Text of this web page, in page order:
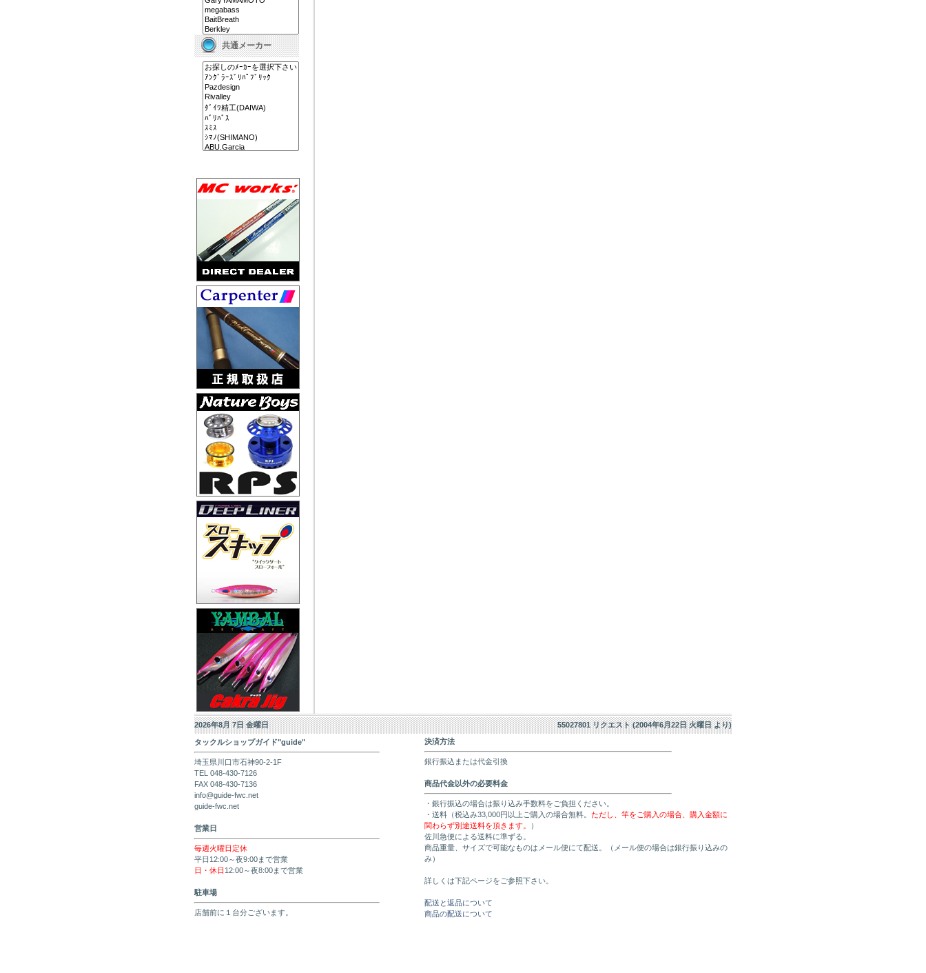
共通メーカー
2026年8月 7日 金曜日 55027801 リクエスト (2004年6月22日 火曜日 より)
タックルショップガイド"guide"
埼玉県川口市石神90-2-1F
TEL 048-430-7126
FAX 048-430-7136
info@guide-fwc.net
guide-fwc.net
営業日
毎週火曜日定休
平日12:00～夜9:00まで営業
日・休日 12:00～夜8:00まで営業
駐車場
店舗前に１台分ございます。
決済方法
銀行振込または代金引換
商品代金以外の必要料金
・銀行振込の場合は振り込み手数料をご負担ください。
・送料（税込み33,000円以上ご購入の場合無料。 ただし、竿をご購入の場合、購入金額に
関わらず別途送料を頂きます。
）
佐川急便による送料に準ずる。
商品重量、サイズで可能なものはメール便にて配送。（メール便の場合は銀行振り込みの
み）
詳しくは下記ページをご参照下さい。
配送と返品について
商品の配送について